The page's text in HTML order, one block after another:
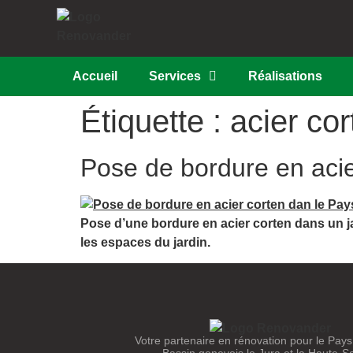
Accueil Services Réalisations
Étiquette : acier
Pose de bordure en
Pose d’une bordure en acier corten dans
les espaces du jardin.
Votre partenaire en rénovation pour le